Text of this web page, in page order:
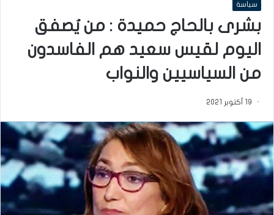
سياسة
بشرى بالحاج حميدة : من يُصفق
اليوم لقيس سعيد هم الفاسدون
من السياسيين والنواب
19 أكتوبر 2021